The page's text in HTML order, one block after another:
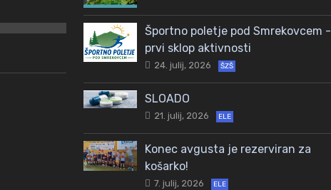
Športno poletje pod Smrekovcem -
prvi sklop aktivnosti
24. julij, 2026 ŠZŠ
SLOADO
21. julij, 2026 ELE
Konec avgusta je rezerviran za
košarko!
7. julij, 2026 ELE